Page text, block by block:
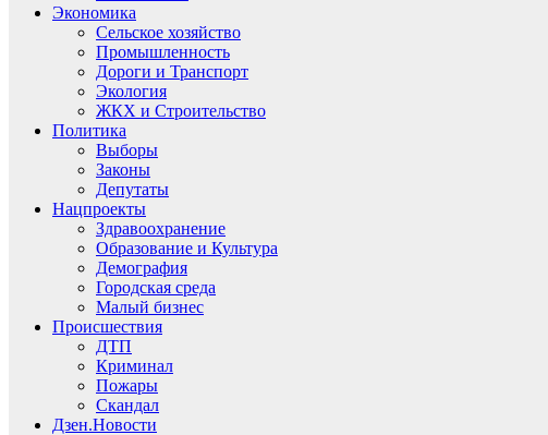
Экономика
Сельское хозяйство
Промышленность
Дороги и Транспорт
Экология
ЖКХ и Строительство
Политика
Выборы
Законы
Депутаты
Нацпроекты
Здравоохранение
Образование и Культура
Демография
Городская среда
Малый бизнес
Происшествия
ДТП
Криминал
Пожары
Скандал
Дзен.Новости